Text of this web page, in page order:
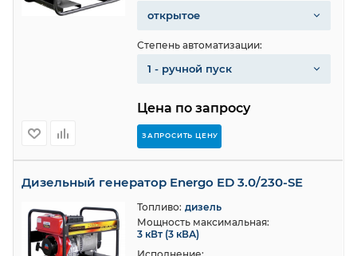
Цена по запросу
ЗАПРОСИТЬ ЦЕНУ
открытое
Степень автоматизации:
1 - ручной пуск
Дизельный генератор Energo ED 3.0/230-SE
Топливо: дизель
Мощность максимальная:
3 кВт (3 кВА)